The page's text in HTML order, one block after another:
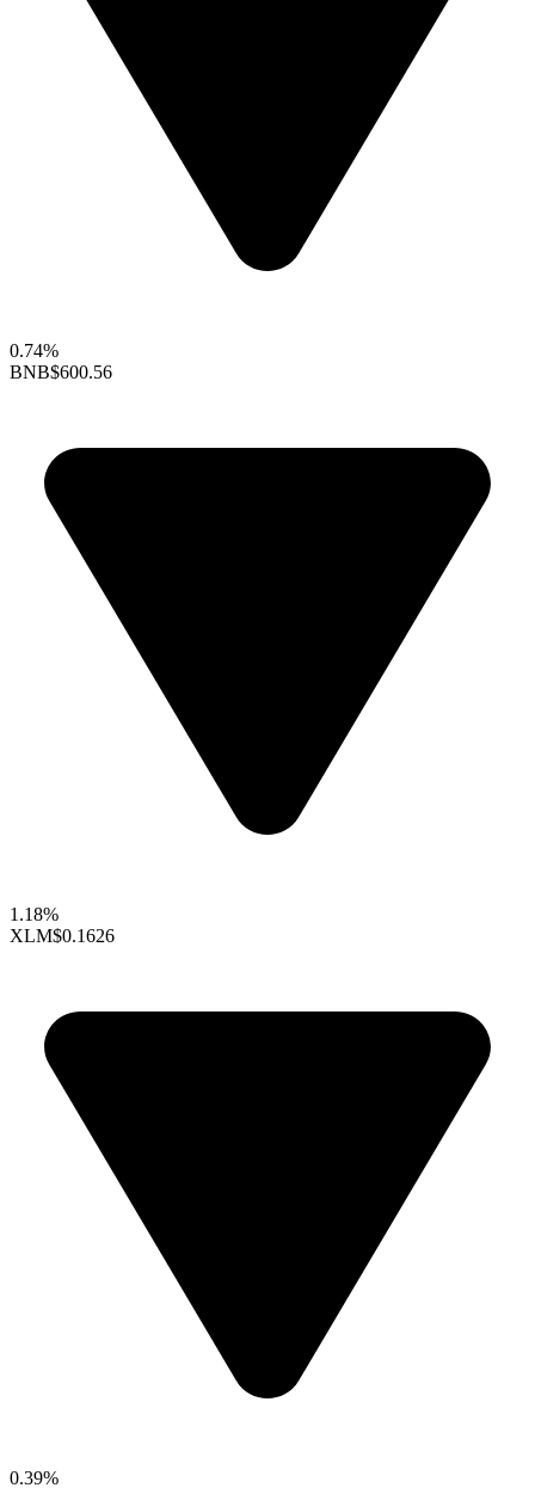
0.74%
BNB$600.56
1.18%
XLM$0.1626
0.39%